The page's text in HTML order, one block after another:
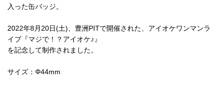
入った缶バッジ。
2022年8月20日(土)、豊洲PITで開催された、アイオケワンマンラ
イブ『マジで！？アイオケ♪』
を記念して制作されました。
サイズ：Φ44mm